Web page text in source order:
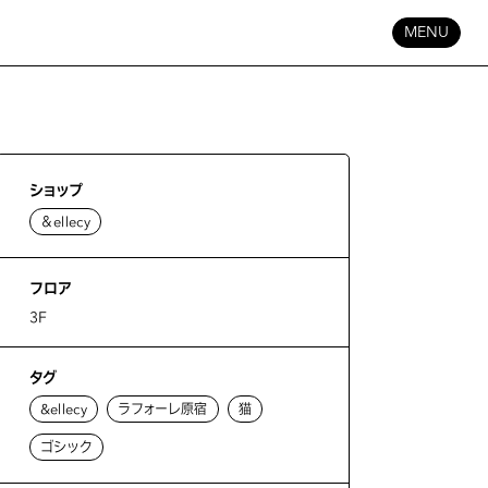
MENU
ショップ
＆ellecy
フロア
3F
タグ
&ellecy ラフォーレ原宿 猫
ゴシック